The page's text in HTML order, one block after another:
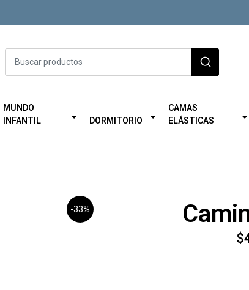
MUNDO
INFANTIL
DORMITORIO
CAMAS
ELÁSTICAS
-33%